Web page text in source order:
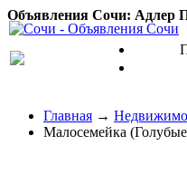
Объявления Сочи: Адлер
Главная →
Малосемейка